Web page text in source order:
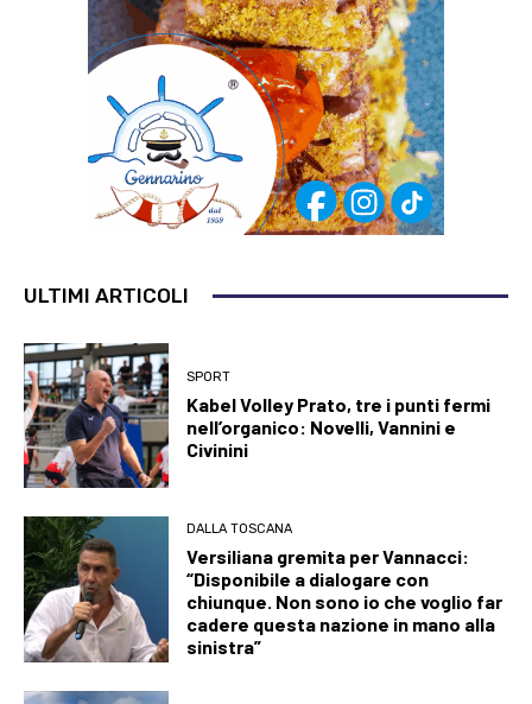
ULTIMI ARTICOLI
SPORT
Kabel Volley Prato, tre i punti fermi
nell’organico: Novelli, Vannini e
Civinini
DALLA TOSCANA
Versiliana gremita per Vannacci:
“Disponibile a dialogare con
chiunque. Non sono io che voglio far
cadere questa nazione in mano alla
sinistra”